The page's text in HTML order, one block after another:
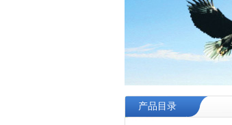
产品目录